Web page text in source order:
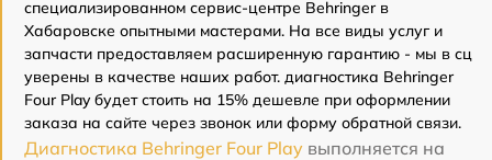
специализированном сервис-центре Behringer в
Хабаровске опытными мастерами. На все виды услуг и
запчасти предоставляем расширенную гарантию - мы в сц
уверены в качестве наших работ. диагностика Behringer
Four Play будет стоить на 15% дешевле при оформлении
заказа на сайте через звонок или форму обратной связи.
Диагностика Behringer Four Play выполняется на